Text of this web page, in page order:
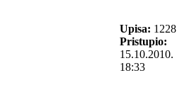
Upisa: 1228
Pristupio:
15.10.2010.
18:33